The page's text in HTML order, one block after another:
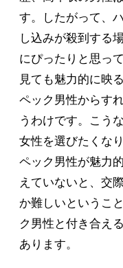
す。したがって、
し込みが殺到する
にぴったりと思っ
見ても魅力的に映
ペック男性からす
うわけです。こう
女性を選びたくな
ペック男性が魅力
えていないと、交
か難しいというこ
ク男性と付き合え
あります。